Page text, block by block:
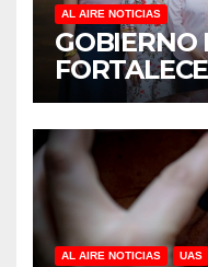
AL AIRE NOTICIAS
GOBIERNO
MUJERES
CULIACÁN
AL AIRE NOTICIAS UAS